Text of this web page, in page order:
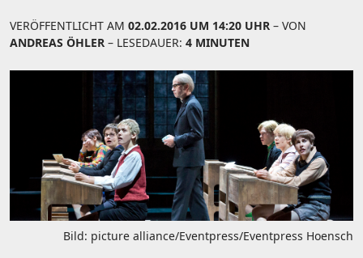
VERÖFFENTLICHT AM 02.02.2016 UM 14:20 UHR – VON
ANDREAS ÖHLER – LESEDAUER: 4 MINUTEN
Bild: picture alliance/Eventpress/Eventpress Hoensch